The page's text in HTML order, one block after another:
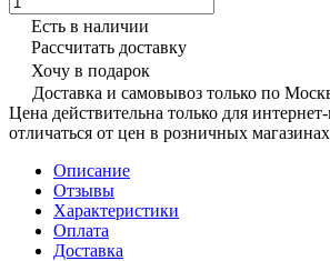
Есть в наличии
Рассчитать доставку
Хочу в подарок
Доставка и самовывоз только по
Цена действительна только для
отличаться от цен в розничных магазинах
Описание
Отзывы
Характеристики
Оплата
Доставка